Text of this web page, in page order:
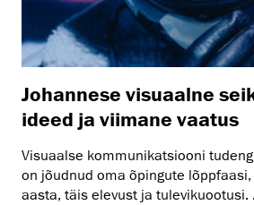
Johannese visuaalne
ideed ja viimane vaatus
Visuaalse kommunikatsiooni
on jõudnud oma õpingute
aasta, täis elevust ja tulevikuootusi.